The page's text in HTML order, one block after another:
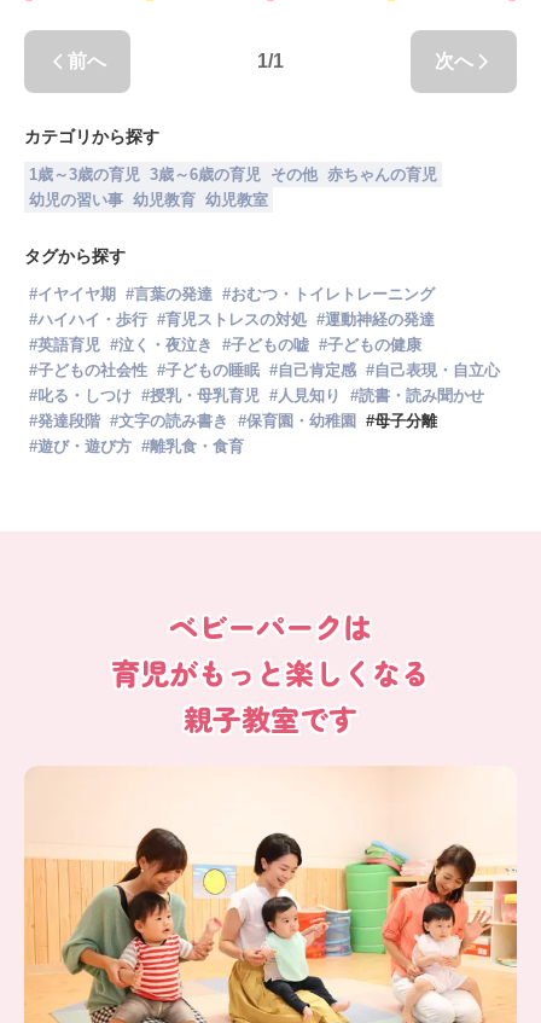
な原因が考えられるため注意する必要があり
ます。子どもの母子分離不安が心配なとき、
前へ 1/1 次へ
カテゴリから探す
1歳～3歳の育児 3歳～6歳の育児 その他 赤ちゃんの育児
幼児の習い事 幼児教育 幼児教室
タグから探す
#イヤイヤ期 #言葉の発達 #おむつ・トイレトレーニング
#ハイハイ・歩行 #育児ストレスの対処 #運動神経の発達
#英語育児 #泣く・夜泣き #子どもの嘘 #子どもの健康
#子どもの社会性 #子どもの睡眠 #自己肯定感 #自己表現・自立心
#叱る・しつけ #授乳・母乳育児 #人見知り #読書・読み聞かせ
#発達段階 #文字の読み書き #保育園・幼稚園 #母子分離
#遊び・遊び方 #離乳食・食育
ベビーパークは
育児がもっと楽しくなる
親子教室です